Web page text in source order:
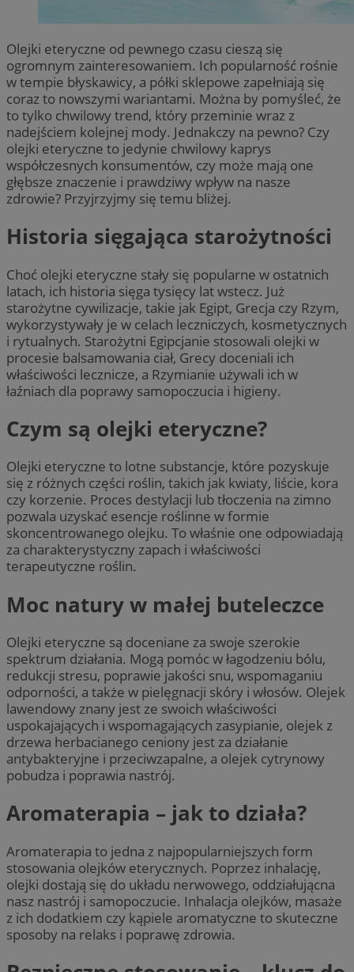
Olejki eteryczne od pewnego czasu cieszą się
ogromnym zainteresowaniem. Ich popularność rośnie
w tempie błyskawicy, a półki sklepowe zapełniają się
coraz to nowszymi wariantami. Można by pomyśleć, że
to tylko chwilowy trend, który przeminie wraz z
nadejściem kolejnej mody. Jednakczy na pewno? Czy
olejki eteryczne to jedynie chwilowy kaprys
współczesnych konsumentów, czy może mają one
głębsze znaczenie i prawdziwy wpływ na nasze
zdrowie? Przyjrzyjmy się temu bliżej.
Historia sięgająca starożytności
Choć olejki eteryczne stały się popularne w ostatnich
latach, ich historia sięga tysięcy lat wstecz. Już
starożytne cywilizacje, takie jak Egipt, Grecja czy Rzym,
wykorzystywały je w celach leczniczych, kosmetycznych
i rytualnych. Starożytni Egipcjanie stosowali olejki w
procesie balsamowania ciał, Grecy doceniali ich
właściwości lecznicze, a Rzymianie używali ich w
łaźniach dla poprawy samopoczucia i higieny.
Czym są olejki eteryczne?
Olejki eteryczne to lotne substancje, które pozyskuje
się z różnych części roślin, takich jak kwiaty, liście, kora
czy korzenie. Proces destylacji lub tłoczenia na zimno
pozwala uzyskać esencje roślinne w formie
skoncentrowanego olejku. To właśnie one odpowiadają
za charakterystyczny zapach i właściwości
terapeutyczne roślin.
Moc natury w małej buteleczce
Olejki eteryczne są doceniane za swoje szerokie
spektrum działania. Mogą pomóc w łagodzeniu bólu,
redukcji stresu, poprawie jakości snu, wspomaganiu
odporności, a także w pielęgnacji skóry i włosów. Olejek
lawendowy znany jest ze swoich właściwości
uspokajających i wspomagających zasypianie, olejek z
drzewa herbacianego ceniony jest za działanie
antybakteryjne i przeciwzapalne, a olejek cytrynowy
pobudza i poprawia nastrój.
Aromaterapia – jak to działa?
Aromaterapia to jedna z najpopularniejszych form
stosowania olejków eterycznych. Poprzez inhalację,
olejki dostają się do układu nerwowego, oddziałującna
nasz nastrój i samopoczucie. Inhalacja olejków, masaże
z ich dodatkiem czy kąpiele aromatyczne to skuteczne
sposoby na relaks i poprawę zdrowia.